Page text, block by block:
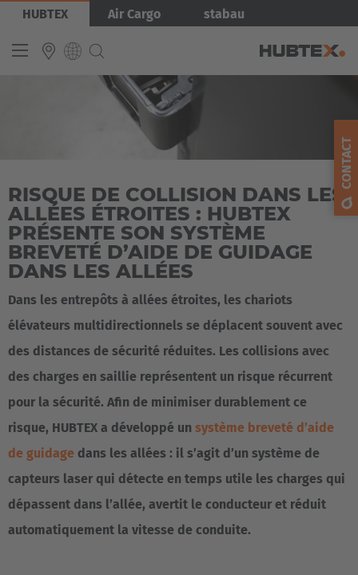
Aller
contenu
HUBTEX Air Cargo stabau
INTERNATIONAL
Español
Français
Image
RISQUE DE COLLISION DANS LES
ALLÉES ÉTROITES : HUBTEX
PRÉSENTE SON SYSTÈME
BREVETÉ D’AIDE DE GUIDAGE
DANS LES ALLÉES
Dans les entrepôts à allées étroites, les chariots
élévateurs multidirectionnels se déplacent souvent avec
des distances de sécurité réduites. Les collisions avec
des charges en saillie représentent un risque récurrent
pour la sécurité. Afin de minimiser durablement ce
risque, HUBTEX a développé un système breveté d’aide
de guidage dans les allées : il s’agit d’un système de
capteurs laser qui détecte en temps utile les charges qui
dépassent dans l’allée, avertit le conducteur et réduit
automatiquement la vitesse de conduite.
CONTACT